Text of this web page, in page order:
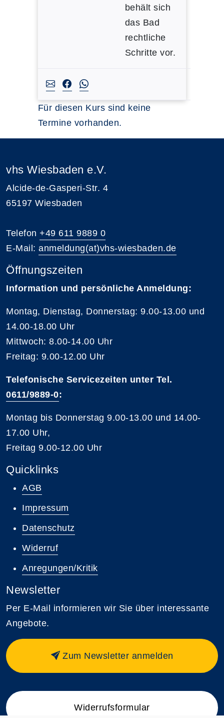
behält sich
das Bad
rechtliche
Schritte vor.
Für diesen Kurs sind keine
Termine vorhanden.
vhs Wiesbaden e.V.
Alcide-de-Gasperi-Str. 4
65197 Wiesbaden
Telefon +49 611 9889 0
E-Mail: anmeldung(at)vhs-wiesbaden.de
Öffnungszeiten
Information und persönliche Anmeldung:
Montag, Dienstag, Donnerstag: 9.00-13.00 und
14.00-18.00 Uhr
Mittwoch: 8.00-14.00 Uhr
Freitag: 9.00-12.00 Uhr
Telefonische Servicezeiten unter Tel.
0611/9889-0:
Montag bis Donnerstag 9.00-13.00 und 14.00-
17.00 Uhr,
Freitag 9.00-12.00 Uhr
Quicklinks
AGB
Impressum
Datenschutz
Widerruf
Anregungen/Kritik
Newsletter
Per E-Mail informieren wir Sie über interessante
Angebote.
Zum Newsletter anmelden
Widerrufsformular